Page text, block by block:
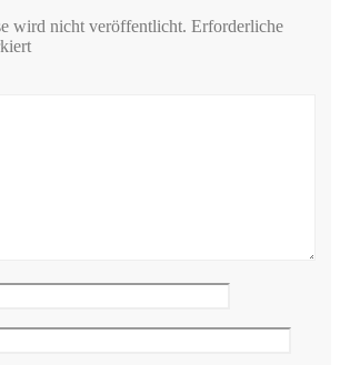
wird nicht veröffentlicht. Erforderliche